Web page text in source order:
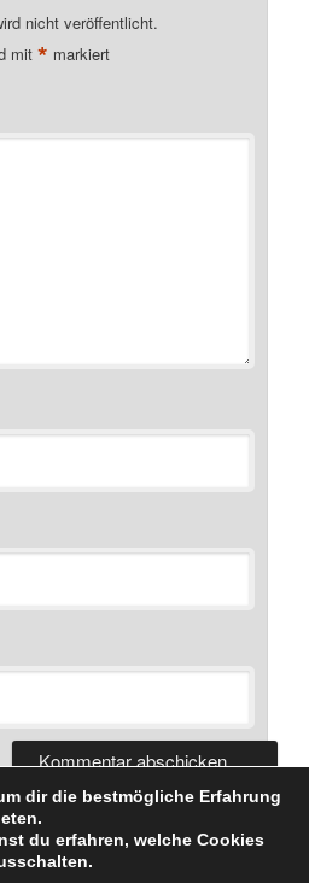
nicht veröffentlicht.
mit* markiert
Stolz präsentiert von WordPress
dir die bestmögliche Erfahrung
du erfahren, welche Cookies